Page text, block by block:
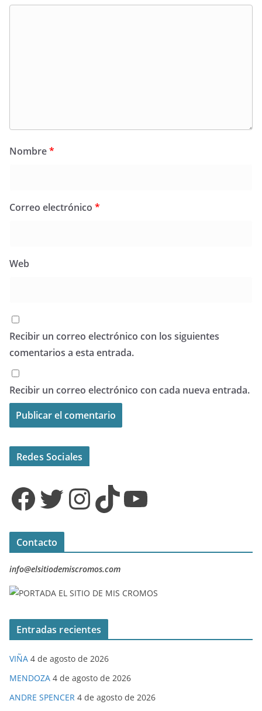
Nombre*
Correo electrónico *
Web
Recibir un correo electrónico con los siguientes
comentarios a esta entrada.
Recibir un correo electrónico con cada nueva entrada.
Redes Sociales
Facebook Twitter InstagramTikTok YouTube
Contacto
info@elsitiodemiscromos.com
Entradas recientes
VIÑA 4 de agosto de 2026
MENDOZA 4 de agosto de 2026
ANDRE SPENCER 4 de agosto de 2026